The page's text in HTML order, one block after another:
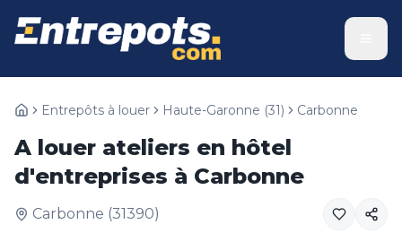
Entrepôts à louer Haute-Garonne (31) Carbonne
A louer ateliers en hôtel
d'entreprises à Carbonne
Carbonne (31390)